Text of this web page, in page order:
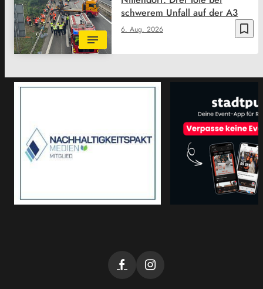
bookmark_border
6. Aug. 2026
schwerem Unfall auf der A3